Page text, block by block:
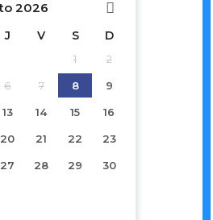
2026
J V S D
1 2
6 7 8 9
13 14 15 16
20 21 22 23
27 28 29 30